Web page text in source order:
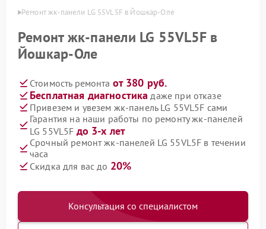
Оле Ремонт жк-панели LG 55VL5F в Йошкар-Оле
Ремонт жк-панели LG 55VL5F в
Йошкар-Оле
Стоимость ремонта от 380 руб.
Бесплатная диагностика даже при отказе
Привезем и увезем жк-панель LG 55VL5F сами
Гарантия на наши работы по ремонту жк-панелей
LG 55VL5F до 3-х лет
Срочный ремонт жк-панелей LG 55VL5F в течении
часа
Скидка для вас до 20%
Консультация со специалистом